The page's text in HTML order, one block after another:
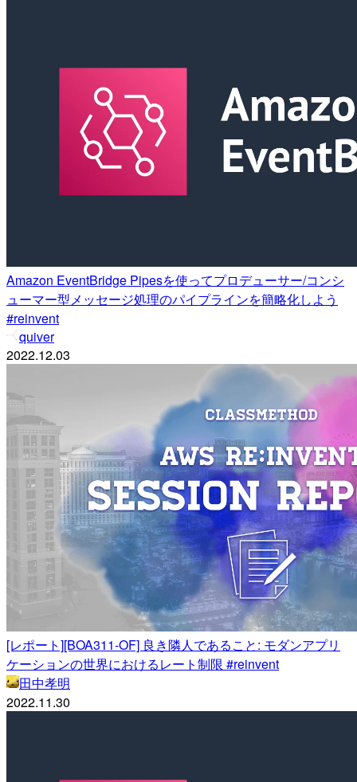
Amazon EventBridge Pipesを使ってプロデューサー/コンシ
ューマー型メッセージ処理のパイプラインを簡略化しよう
#reinvent
quiver
2022.12.03
[レポート][BOA311-OF] 良き隣人であること: モダンアプリ
ケーションの世界におけるレート制限 #reinvent
田中孝明
2022.11.30